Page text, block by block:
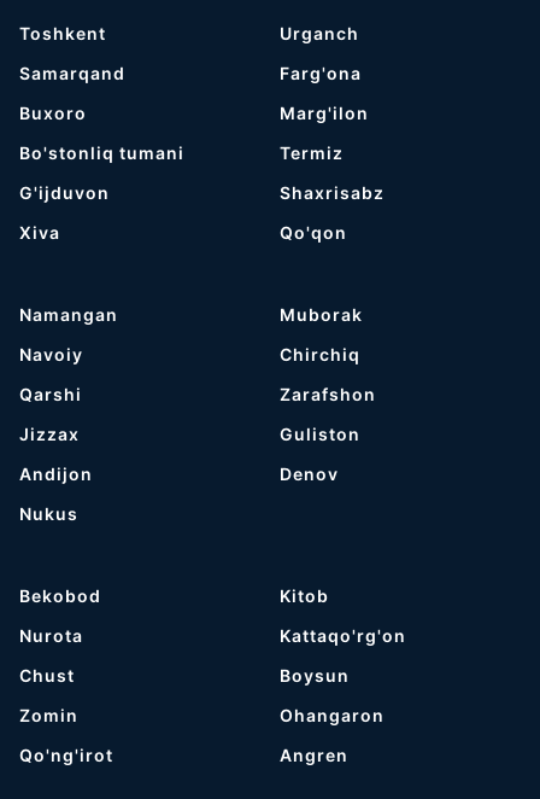
Toshkent
Samarqand
Buxoro
Bo'stonliq tumani
G'ijduvon
Хiva
Urganch
Farg'ona
Marg'ilon
Termiz
Shaxrisabz
Qo'qon
Namangan
Navoiy
Qarshi
Jizzax
Andijon
Nukus
Muborak
Chirchiq
Zarafshon
Guliston
Denov
Bekobod
Nurota
Chust
Zomin
Qo'ng'irot
Kitob
Kattaqo'rg'on
Boysun
Ohangaron
Angren